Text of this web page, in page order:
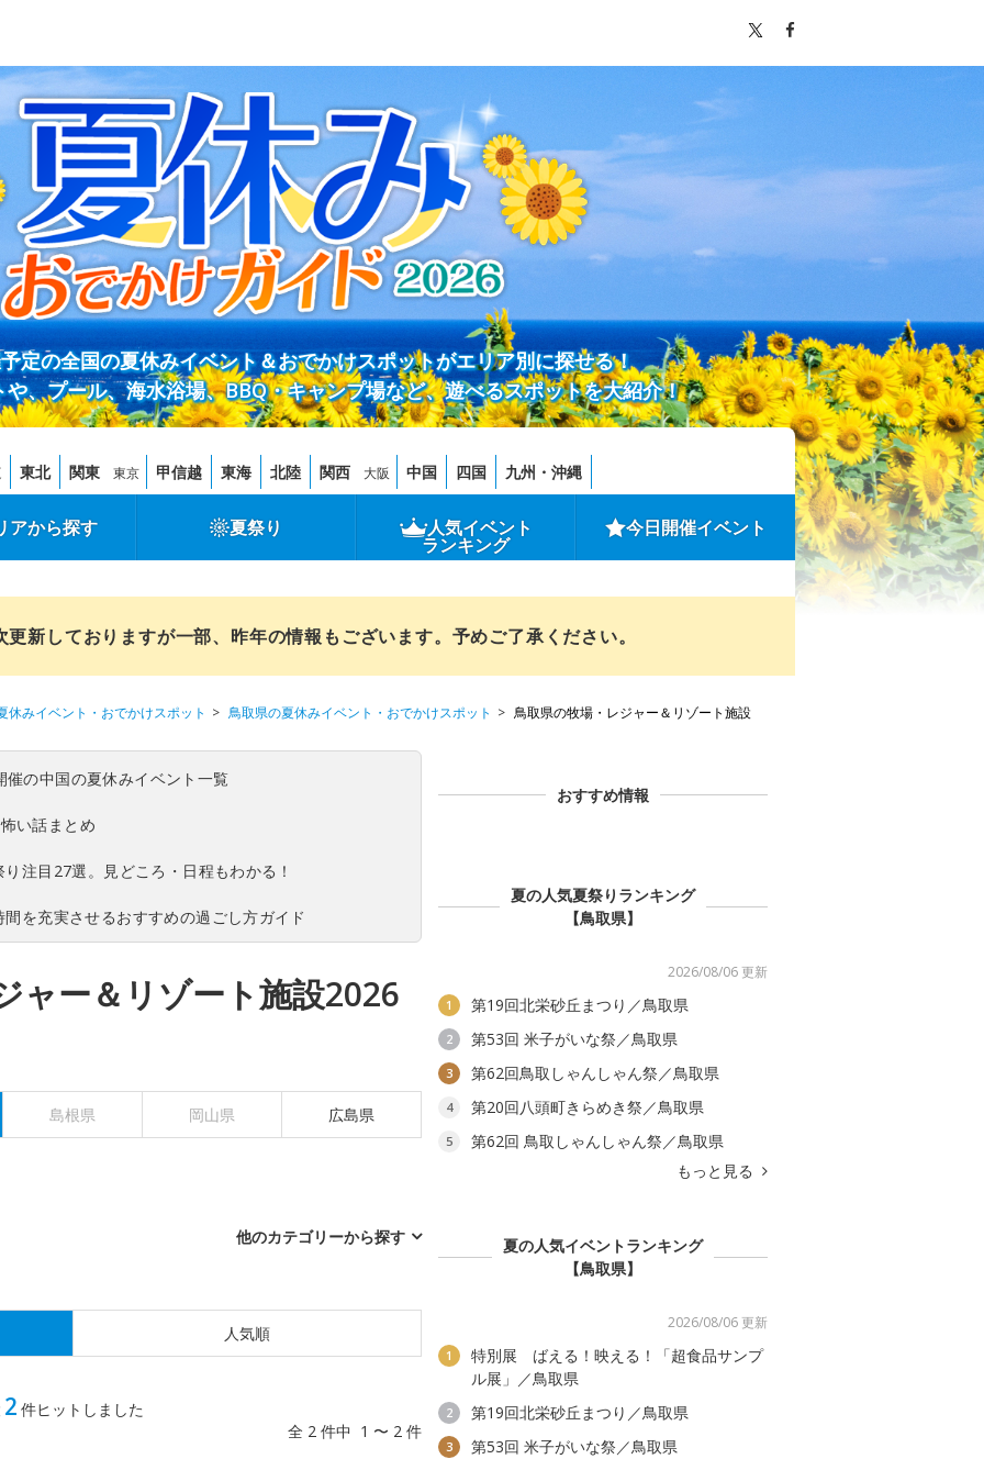
定の全国の夏休みイベント＆おでかけスポットがエリア別に探せる！
、プール、海水浴場、BBQ・キャンプ場など、遊べるスポットを大紹介！
東北 関東 東京 甲信越 東海 北陸 関西 大阪 中国 四国 九州・沖縄
アから探す 夏祭り 人気イベント
ランキング
今日開催イベント
新しておりますが一部、昨年の情報もございます。予めご了承ください。
休みイベント・おでかけスポット 鳥取県の夏休みイベント・おでかけスポット 鳥取県の牧場・レジャー＆リゾート施設
の中国の夏休みイベント一覧
い話まとめ
注目27選。見どころ・日程もわかる！
を充実させるおすすめの過ごし方ガイド
ャー＆リゾート施設2026
島根県 岡山県 広島県
他のカテゴリーから探す
人気順
2 件ヒットしました
全 2 件中 1 〜 2 件
おすすめ情報
夏の人気夏祭りランキング
【鳥取県】
2026/08/06 更新
1 第19回北栄砂丘まつり／鳥取県
2 第53回 米子がいな祭／鳥取県
3 第62回鳥取しゃんしゃん祭／鳥取県
4 第20回八頭町きらめき祭／鳥取県
5
第62回 鳥取しゃんしゃん祭／鳥取県
もっと見る
夏の人気イベントランキング
【鳥取県】
2026/08/06 更新
1
特別展 ばえる！映える！「超食品サンプ
ル展」／鳥取県
2 第19回北栄砂丘まつり／鳥取県
3 第53回 米子がいな祭／鳥取県